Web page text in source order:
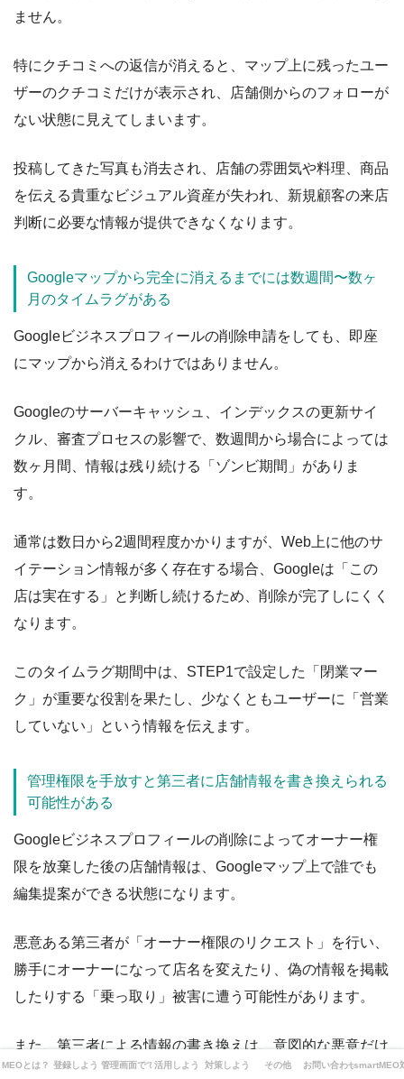
ません。
特にクチコミへの返信が消えると、マップ上に残ったユー
ザーのクチコミだけが表示され、店舗側からのフォローが
ない状態に見えてしまいます。
投稿してきた写真も消去され、店舗の雰囲気や料理、商品
を伝える貴重なビジュアル資産が失われ、新規顧客の来店
判断に必要な情報が提供できなくなります。
Googleマップから完全に消えるまでには数週間〜数ヶ
月のタイムラグがある
Googleビジネスプロフィールの削除申請をしても、即座
にマップから消えるわけではありません。
Googleのサーバーキャッシュ、インデックスの更新サイ
クル、審査プロセスの影響で、数週間から場合によっては
数ヶ月間、情報は残り続ける「ゾンビ期間」がありま
す。
通常は数日から2週間程度かかりますが、Web上に他のサ
イテーション情報が多く存在する場合、Googleは「この
店は実在する」と判断し続けるため、削除が完了しにくく
なります。
このタイムラグ期間中は、STEP1で設定した「閉業マー
ク」が重要な役割を果たし、少なくともユーザーに「営業
していない」という情報を伝えます。
管理権限を手放すと第三者に店舗情報を書き換えられる
可能性がある
Googleビジネスプロフィールの削除によってオーナー権
限を放棄した後の店舗情報は、Googleマップ上で誰でも
編集提案ができる状態になります。
悪意ある第三者が「オーナー権限のリクエスト」を行い、
勝手にオーナーになって店名を変えたり、偽の情報を掲載
したりする「乗っ取り」被害に遭う可能性があります。
また、第三者による情報の書き換えは、意図的な悪意だけ
でなく、善意の第三者による誤った情報更新も含まれま
MEOとは？ 登録しよう 管理画面でできることは？
活用しよう 対策しよう その他 お問い合わせsmartMEO